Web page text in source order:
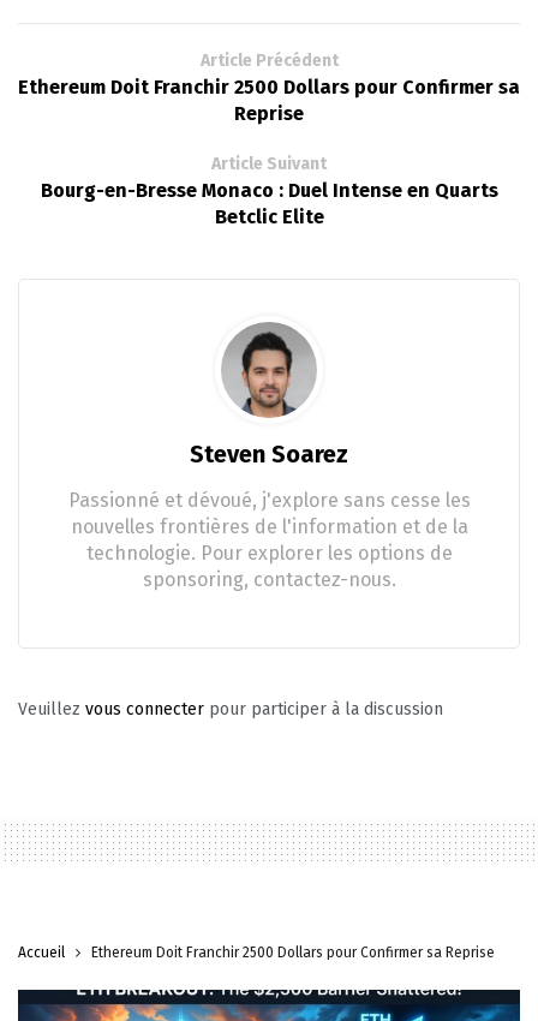
Article Précédent
Ethereum Doit Franchir 2500 Dollars pour Confirmer sa
Reprise
Article Suivant
Bourg-en-Bresse Monaco : Duel Intense en Quarts
Betclic Elite
Steven Soarez
Passionné et dévoué, j'explore sans cesse les
nouvelles frontières de l'information et de la
technologie. Pour explorer les options de
sponsoring, contactez-nous.
Veuillez vous connecter pour participer à la discussion
Accueil Ethereum Doit Franchir 2500 Dollars pour Confirmer sa Reprise